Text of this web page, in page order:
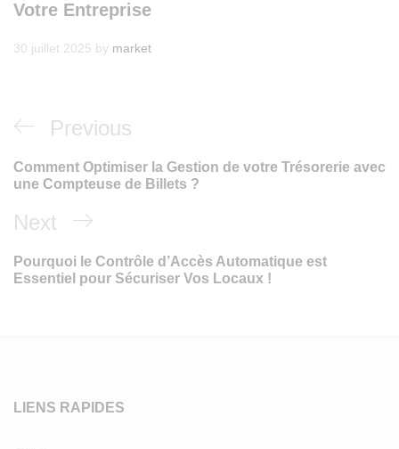
Votre Entreprise
30 juillet 2025 by market
Navigation
de
l’article
Previous
Post
Previous
Comment Optimiser la Gestion de votre Trésorerie avec
une Compteuse de Billets ?
Next
Post
Next
Pourquoi le Contrôle d’Accès Automatique est
Essentiel pour Sécuriser Vos Locaux !
LIENS RAPIDES